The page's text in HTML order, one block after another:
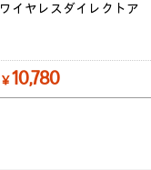
イヤレスダイレクトア
￥10,780